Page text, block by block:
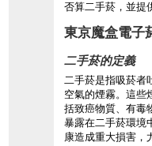
否算二手菸，並提
東京魔盒電子
二手菸的定義
二手菸是指吸菸者
空氣的煙霧。這些
括致癌物質、有毒
暴露在二手菸環境
康造成重大損害，